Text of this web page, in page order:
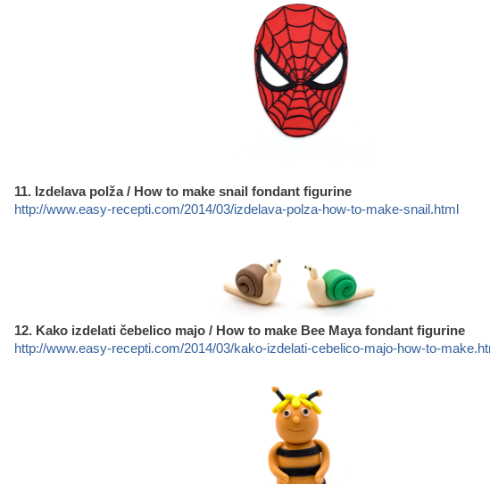
11. Izdelava polža / How to make snail fondant figurine
http://www.easy-recepti.com/2014/03/izdelava-polza-how-to-make-snail.html
12. Kako izdelati čebelico majo / How to make Bee Maya fondant figurine
http://www.easy-recepti.com/2014/03/kako-izdelati-cebelico-majo-how-to-